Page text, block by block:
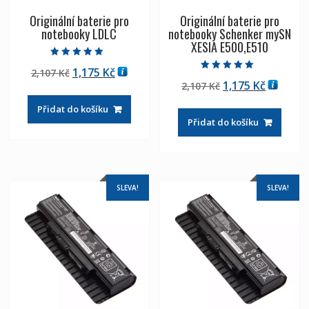
Originální baterie pro
notebooky LDLC
5.00
z 5
2,107Kč Původní
byla:
2,107 Kč
1,175 KčAktuální
je:
1,175 Kč
Přidat do košíku
Originální baterie pro
notebooky Schenker mySN
XESIA E500,E510
5.00
z 5
2,107Kč Původní
byla:
2,107 Kč
1,175 Kč
je:
1,175 Kč
Přidat do košíku
SLEVA! SLEVA!